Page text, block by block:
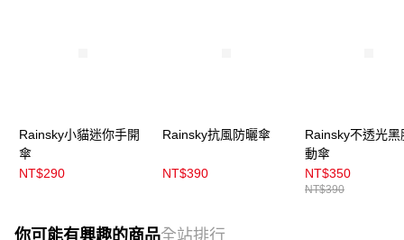
Rainsky小貓迷你手開
傘
NT$290
Rainsky抗風防曬傘
NT$390
Rainsky不透光黑
動傘
NT$350
NT$390
你可能有興趣的商品全站排行